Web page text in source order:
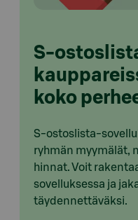
S-
koko
S-ostoslista-
ryhmän myymälät,
hinnat. Voit
sovelluksessa ja
täydennettäväksi.